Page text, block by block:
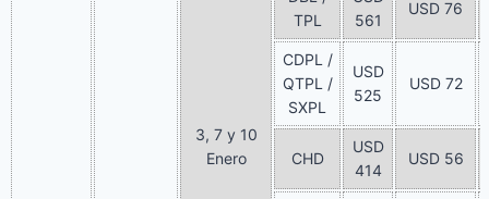
3, 7 y 10
Enero
TPL
561
USD 76
CDPL /
QTPL /
SXPL
USD
525
USD 72
CHD
USD
414
USD 56